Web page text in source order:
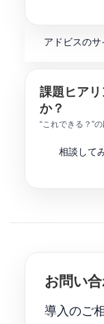
アドビスのサ
課題ヒア
か？
“これできる？”
相談して
お問い
導入のご